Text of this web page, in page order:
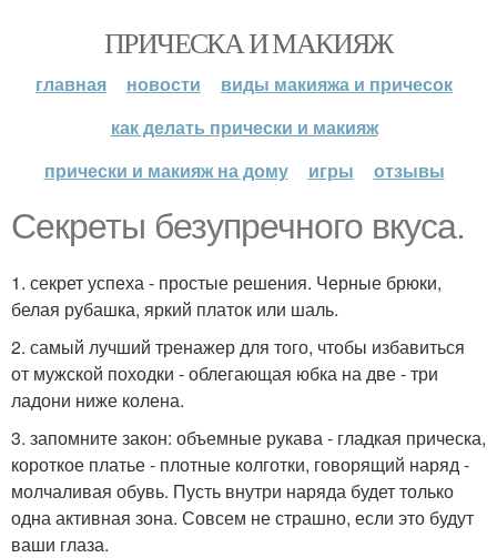
ПРИЧЕСКА И МАКИЯЖ
главная новости
виды макияжа и причесок
как делать прически и макияж
прически и макияж на дому
игры отзывы
Секреты безупречного вкуса.
1. секрет успеха - простые решения. Черные брюки,
белая рубашка, яркий платок или шаль.
2. самый лучший тренажер для того, чтобы избавиться
от мужской походки - облегающая юбка на две - три
ладони ниже колена.
3. запомните закон: объемные рукава - гладкая прическа,
короткое платье - плотные колготки, говорящий наряд -
молчаливая обувь. Пусть внутри наряда будет только
одна активная зона. Совсем не страшно, если это будут
ваши глаза.